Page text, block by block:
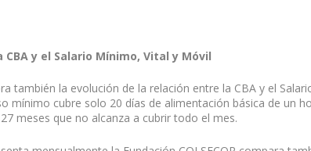
y el Salario Mínimo, Vital y Móvil
también la evolución de la relación entre la CBA y el
mínimo cubre solo 20 días de alimentación básica de un
meses que no alcanza a cubrir todo el mes.